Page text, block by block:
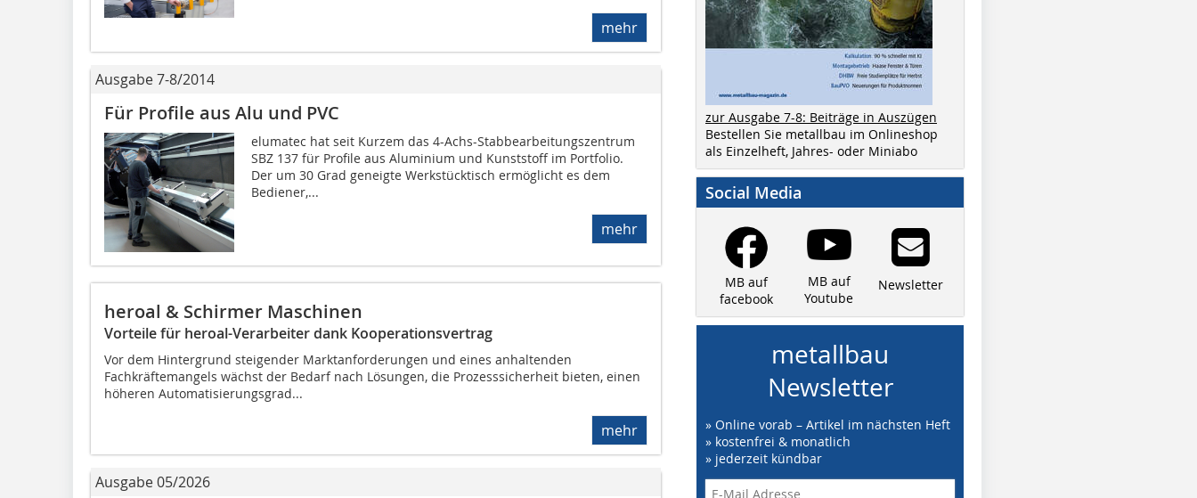
mehr
Ausgabe 7-8/2014
Für Profile aus Alu und PVC
elumatec hat seit Kurzem das 4-Achs-Stabbearbeitungszentrum
SBZ 137 für Profile aus Aluminium und Kunststoff im Portfolio.
Der um 30 Grad geneigte Werkstücktisch ermöglicht es dem
Bediener,...
mehr
heroal & Schirmer Maschinen
Vorteile für heroal-Verarbeiter dank Kooperationsvertrag
Vor dem Hintergrund steigender Marktanforderungen und eines anhaltenden
Fachkräftemangels wächst der Bedarf nach Lösungen, die Prozesssicherheit bieten, einen
höheren Automatisierungsgrad...
mehr
Ausgabe 05/2026
zur Ausgabe 7-8: Beiträge in Auszügen
Bestellen Sie metallbau im Onlineshop
als Einzelheft, Jahres- oder Miniabo
Social Media
MB auf
facebook
MB auf
Youtube
Newsletter
metallbau
Newsletter
» Online vorab – Artikel im nächsten Heft
» kostenfrei & monatlich
» jederzeit kündbar